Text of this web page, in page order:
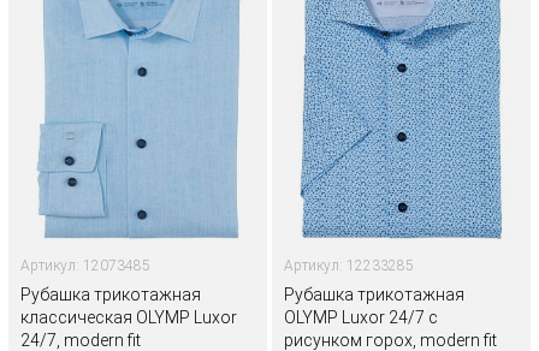
Артикул: 12073485
Рубашка трикотажная
классическая OLYMP Luxor
24/7, modern fit
Артикул: 12233285
Рубашка трикотажная
OLYMP Luxor 24/7 с
рисунком горох, modern fit